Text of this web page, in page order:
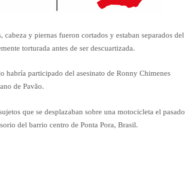
y piernas fueron cortados y estaban separados del
torturada antes de ser descuartizada.
habría participado del asesinato de Ronny Chimenes
de Pavão.
que se desplazaban sobre una motocicleta el pasado
del barrio centro de Ponta Pora, Brasil.